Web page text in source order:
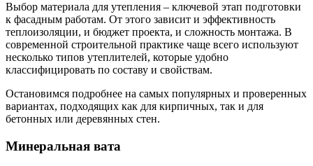
Выбор материала для утепления – ключевой этап подготовки
к фасадным работам. От этого зависит и эффективность
теплоизоляции, и бюджет проекта, и сложность монтажа. В
современной строительной практике чаще всего используют
несколько типов утеплителей, которые удобно
классифицировать по составу и свойствам.
Остановимся подробнее на самых популярных и проверенных
вариантах, подходящих как для кирпичных, так и для
бетонных или деревянных стен.
Минеральная вата